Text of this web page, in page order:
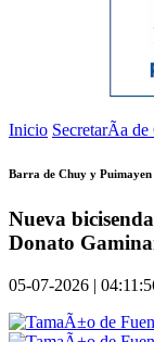
Inicio SecretarÃ­a
Barra de Chuy y Puimayen
Nueva
Donato
05-07-2026 |